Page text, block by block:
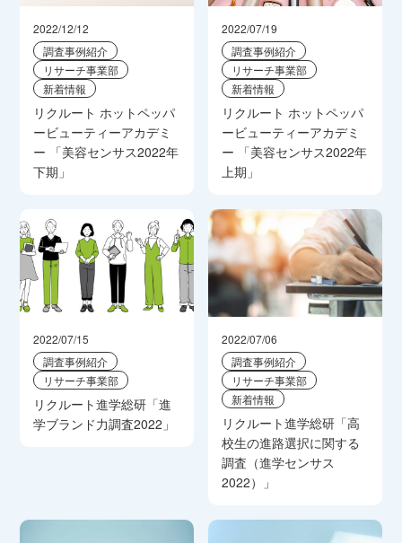
2022/12/12
調査事例紹介
リサーチ事業部
新着情報
リクルート ホットペッパ
ービューティーアカデミ
ー 「美容センサス2022年
下期」
2022/07/19
調査事例紹介
リサーチ事業部
新着情報
リクルート ホットペッパ
ービューティーアカデミ
ー 「美容センサス2022年
上期」
2022/07/15
調査事例紹介
リサーチ事業部
リクルート進学総研「進
学ブランド力調査2022」
2022/07/06
調査事例紹介
リサーチ事業部
新着情報
リクルート進学総研「高
校生の進路選択に関する
調査（進学センサス
2022）」